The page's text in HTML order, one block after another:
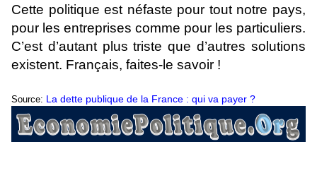
Cette politique est néfaste pour tout notre pays,
pour les entreprises comme pour les particuliers.
C’est d’autant plus triste que d’autres solutions
existent. Français, faites-le savoir !
Source: La dette publique de la France : qui va payer ?